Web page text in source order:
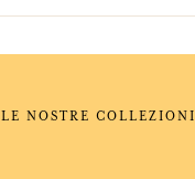
LE NOSTRE COLLEZIONI